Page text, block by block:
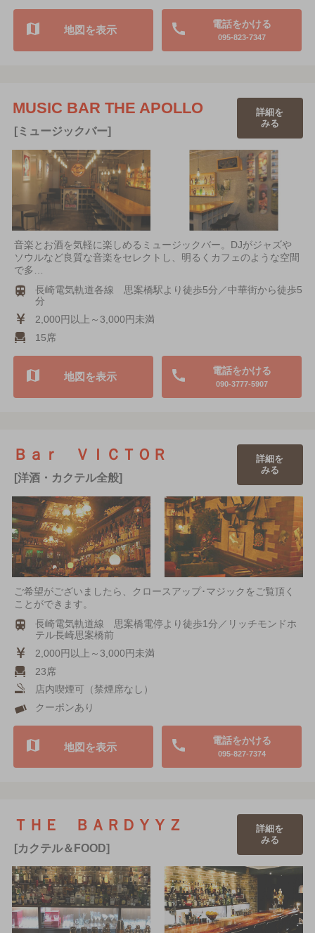
電話をかける
095-823-7347
地図を表示
MUSIC BAR THE APOLLO
[ミュージックバー]
詳細を
みる
音楽とお酒を気軽に楽しめるミュージックバー。DJがジャズや
ソウルなど良質な音楽をセレクトし、明るくカフェのような空間
で多…
長崎電気軌道各線 思案橋駅より徒歩5分／中華街から徒歩5
分
2,000円以上～3,000円未満
15席
電話をかける
090-3777-5907
地図を表示
Ｂａｒ ＶＩＣＴＯＲ
[洋酒・カクテル全般]
詳細を
みる
ご希望がございましたら、クロースアップ･マジックをご覧頂く
ことができます。
長崎電気軌道線 思案橋電停より徒歩1分／リッチモンドホ
テル長崎思案橋前
2,000円以上～3,000円未満
23席
店内喫煙可（禁煙席なし）
クーポンあり
電話をかける
095-827-7374
地図を表示
ＴＨＥ ＢＡＲＤＹＹＺ
[カクテル＆FOOD]
詳細を
みる